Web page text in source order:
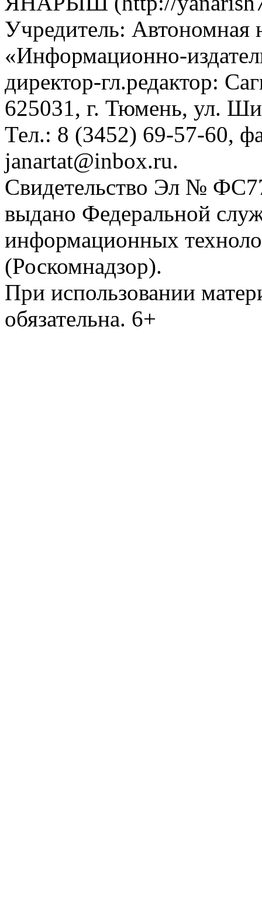
Учредитель: Автономная
«Информационно-
директор-гл.редактор:
625031, г. Тюмень, ул.
Тел.: 8 (3452) 69-57-60,
janartat@inbox.ru.
Свидетельство Эл №
выдано Федеральной
информационных
(Роскомнадзор).
При использовании
обязательна. 6+